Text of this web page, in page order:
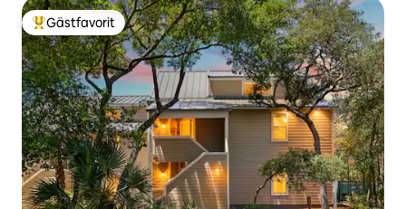
Populär gästfavorit
Gästfavorit